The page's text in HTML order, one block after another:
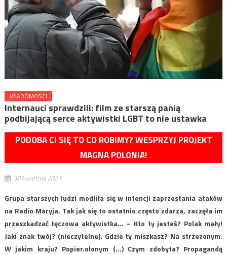
WIADOMOŚCI
Internauci sprawdzili: film ze starszą panią
podbijającą serce aktywistki LGBT to nie ustawka
PODOBA CI SIĘ TO CO ROBIMY? WESPRZYJ PROJEKT
MAGNA POLONIA!
30 kwietnia 2021
Grupa starszych ludzi modliła się w intencji zaprzestania ataków
na Radio Maryja. Tak jak się to ostatnio często zdarza, zaczęła im
przeszkadzać tęczowa aktywistka… – Kto ty jesteś? Polak mały!
Jaki znak twój? (nieczytelne). Gdzie ty miszkasz? Na strzezonym.
W jakim kraju? Popier.olonym (…) Czym zdobyta? Propagandą